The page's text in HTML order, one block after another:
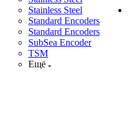
Stainless Steel
Standard Encoders
Standard Encoders
SubSea Encoder
TSM
Ещё